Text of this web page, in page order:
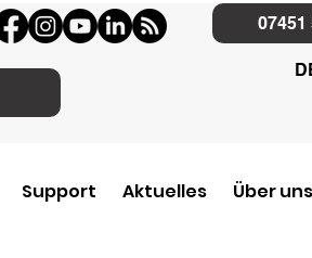
07451
Support Aktuelles Über uns